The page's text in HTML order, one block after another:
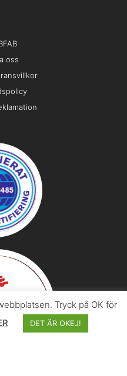
oss
Tryck på OK för
DET ÄR OKEJ!